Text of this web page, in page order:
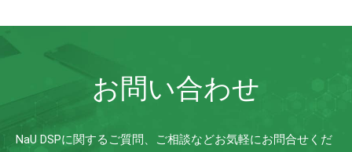
お問い合わせ
NaU DSPに関するご質問、ご相談などお気軽にお問合せくだ